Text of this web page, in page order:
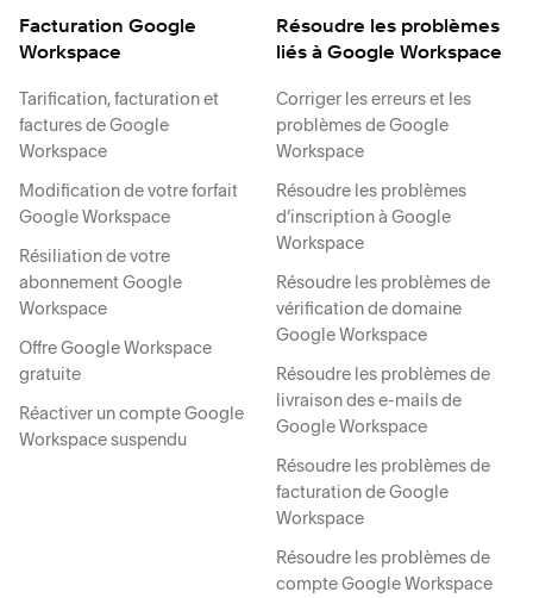
Facturation Google
Workspace
Tarification, facturation et
factures de Google
Workspace
Modification de votre forfait
Google Workspace
Résiliation de votre
abonnement Google
Workspace
Offre Google Workspace
gratuite
Réactiver un compte Google
Workspace suspendu
Résoudre les problèmes
liés à Google Workspace
Corriger les erreurs et les
problèmes de Google
Workspace
Résoudre les problèmes
d’inscription à Google
Workspace
Résoudre les problèmes de
vérification de domaine
Google Workspace
Résoudre les problèmes de
livraison des e-mails de
Google Workspace
Résoudre les problèmes de
facturation de Google
Workspace
Résoudre les problèmes de
compte Google Workspace